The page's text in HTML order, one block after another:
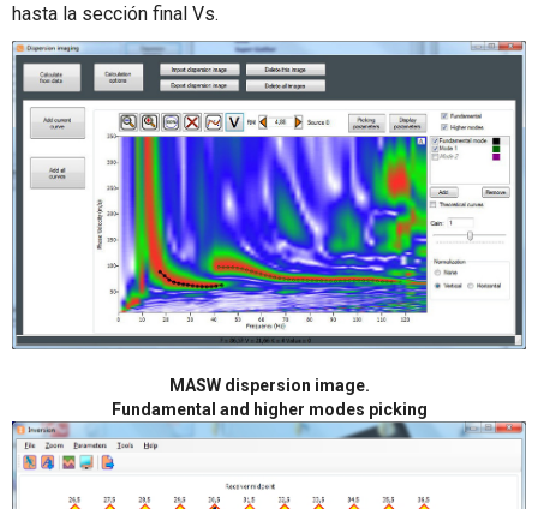
hasta la sección final Vs.
MASW dispersion image.
Fundamental and higher modes picking